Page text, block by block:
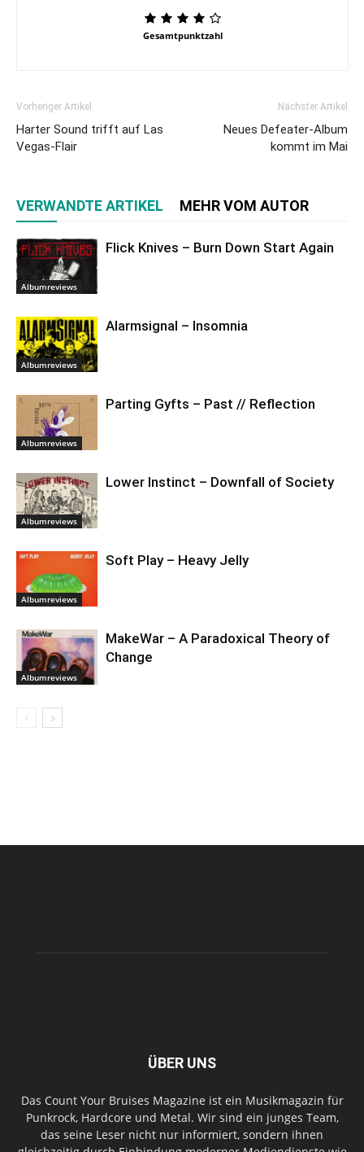
Gesamtpunktzahl
Vorheriger Artikel
Harter Sound trifft auf Las
Vegas-Flair
Nächster Artikel
Neues Defeater-Album
kommt im Mai
VERWANDTE ARTIKEL MEHR VOM AUTOR
Albumreviews
Flick Knives – Burn Down Start Again
Albumreviews
Alarmsignal – Insomnia
Albumreviews
Parting Gyfts – Past // Reflection
Albumreviews
Lower Instinct – Downfall of Society
Albumreviews
Soft Play – Heavy Jelly
Albumreviews
MakeWar – A Paradoxical Theory of
Change
ÜBER UNS
Das Count Your Bruises Magazine ist ein Musikmagazin für
Punkrock, Hardcore und Metal. Wir sind ein junges Team,
das seine Leser nicht nur informiert, sondern ihnen